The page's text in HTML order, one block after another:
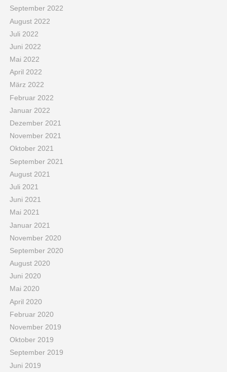
September 2022
August 2022
Juli 2022
Juni 2022
Mai 2022
April 2022
März 2022
Februar 2022
Januar 2022
Dezember 2021
November 2021
Oktober 2021
September 2021
August 2021
Juli 2021
Juni 2021
Mai 2021
Januar 2021
November 2020
September 2020
August 2020
Juni 2020
Mai 2020
April 2020
Februar 2020
November 2019
Oktober 2019
September 2019
Juni 2019